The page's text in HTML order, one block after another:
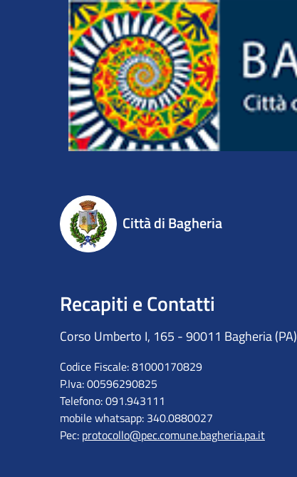
Città di Bagheria
Recapiti e Contatti
Corso Umberto I, 165 - 90011 Bagheria (PA)
Codice Fiscale: 81000170829
P.Iva: 00596290825
Telefono: 091.943111
mobile whatsapp: 340.0880027
Pec: protocollo@pec.comune.bagheria.pa.it